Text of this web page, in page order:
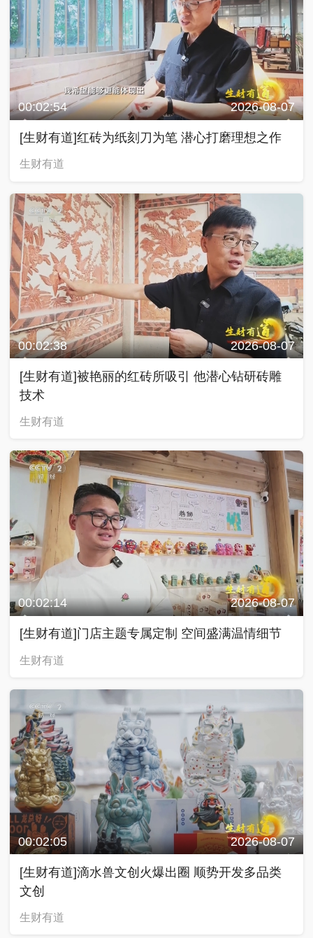
00:02:54 2026-08-07
[生财有道]红砖为纸刻刀为笔 潜心打磨理想之作
生财有道
00:02:38 2026-08-07
[生财有道]被艳丽的红砖所吸引 他潜心钻研砖雕
技术
生财有道
00:02:14 2026-08-07
[生财有道]门店主题专属定制 空间盛满温情细节
生财有道
00:02:05 2026-08-07
[生财有道]滴水兽文创火爆出圈 顺势开发多品类
文创
生财有道